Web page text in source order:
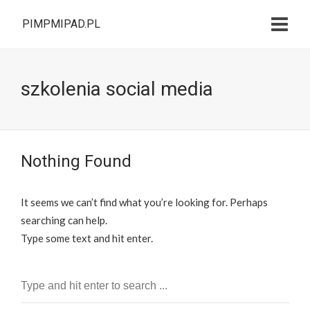
PIMPMIPAD.PL
szkolenia social media
Nothing Found
It seems we can’t find what you’re looking for. Perhaps
searching can help.
Type some text and hit enter.